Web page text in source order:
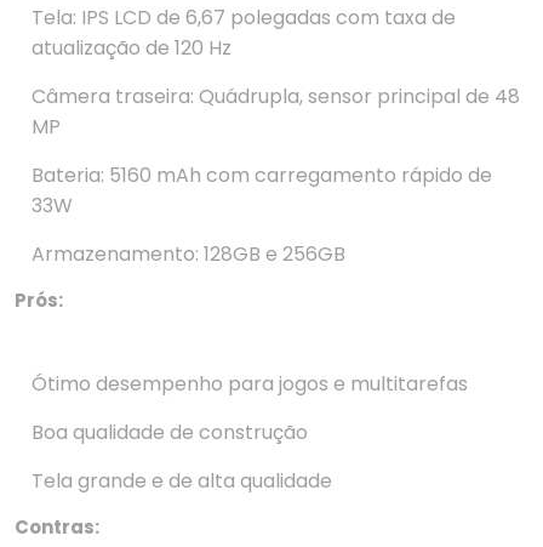
Tela: IPS LCD de 6,67 polegadas com taxa de
atualização de 120 Hz
Câmera traseira: Quádrupla, sensor principal de 48
MP
Bateria: 5160 mAh com carregamento rápido de
33W
Armazenamento: 128GB e 256GB
Prós:
Ótimo desempenho para jogos e multitarefas
Boa qualidade de construção
Tela grande e de alta qualidade
Contras: